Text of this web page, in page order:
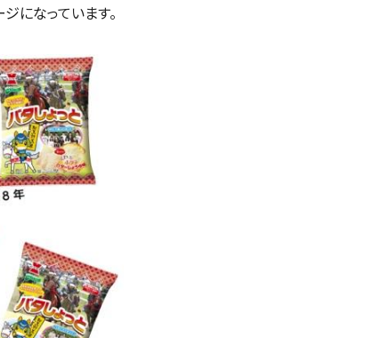
になっています。